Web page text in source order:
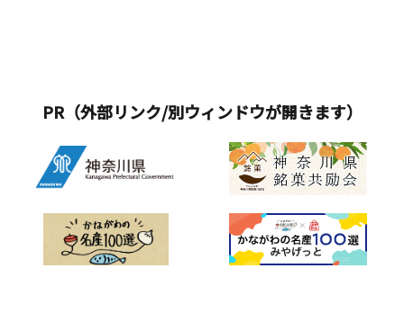
PR（外部リンク/別ウィンドウが開きます）